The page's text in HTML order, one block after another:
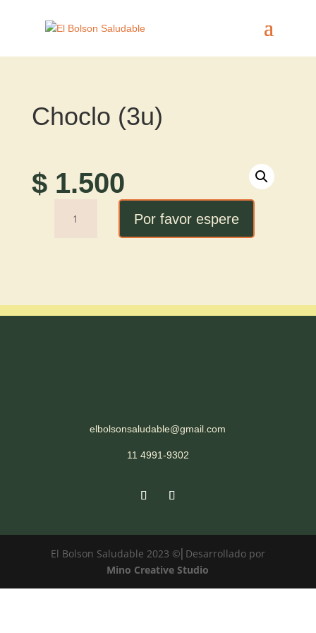
Choclo (3u)
$1.500
(3u)
Por favor espere
elbolsonsaludable@gmail.com
11 4991-9302
El Bolson Saludable 2023 ©⎜Desarrollado por
Mino Creative Studio